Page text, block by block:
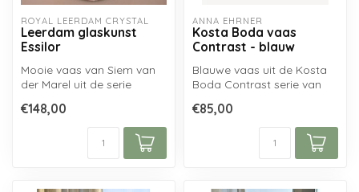
ROYAL LEERDAM CRYSTAL
Leerdam glaskunst
Essilor
Mooie vaas van Siem van
der Marel uit de serie
Roya...
€148,00
ANNA EHRNER
Kosta Boda vaas
Contrast - blauw
Blauwe vaas uit de Kosta
Boda Contrast serie van
(bl...
€85,00